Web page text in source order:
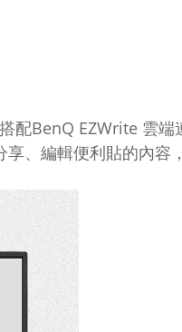
配BenQ EZWrite 雲端
、編輯便利貼的內容